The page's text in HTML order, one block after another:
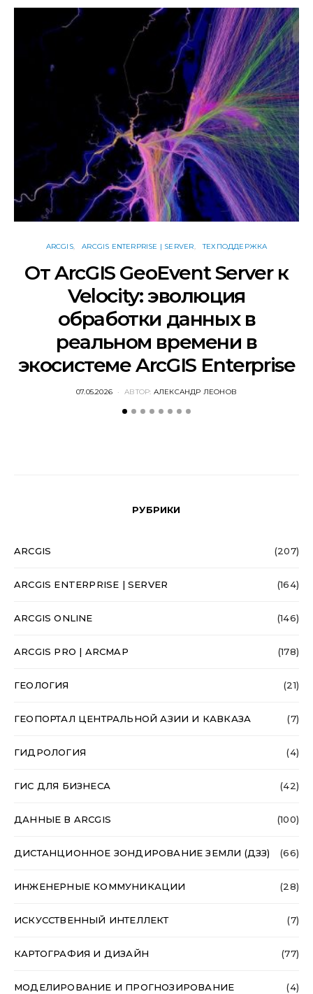
ARCGIS ARCGIS ENTERPRISE | SERVER ТЕХПОДДЕРЖКА
От ArcGIS GeoEvent Server к
Velocity: эволюция
обработки данных в
реальном времени в
экосистеме ArcGIS Enterprise
POSTED
07.05.2026 АВТОР: АЛЕКСАНДР ЛЕОНОВ
РУБРИКИ
ARCGIS (207)
ARCGIS ENTERPRISE | SERVER (164)
ARCGIS ONLINE (146)
ARCGIS PRO | ARCMAP (178)
ГЕОЛОГИЯ (21)
ГЕОПОРТАЛ ЦЕНТРАЛЬНОЙ АЗИИ И КАВКАЗА (7)
ГИДРОЛОГИЯ (4)
ГИС ДЛЯ БИЗНЕСА (42)
ДАННЫЕ В ARCGIS (100)
ДИСТАНЦИОННОЕ ЗОНДИРОВАНИЕ ЗЕМЛИ (ДЗЗ) (66)
ИНЖЕНЕРНЫЕ КОММУНИКАЦИИ (28)
ИСКУССТВЕННЫЙ ИНТЕЛЛЕКТ (7)
КАРТОГРАФИЯ И ДИЗАЙН (77)
МОДЕЛИРОВАНИЕ И ПРОГНОЗИРОВАНИЕ (4)